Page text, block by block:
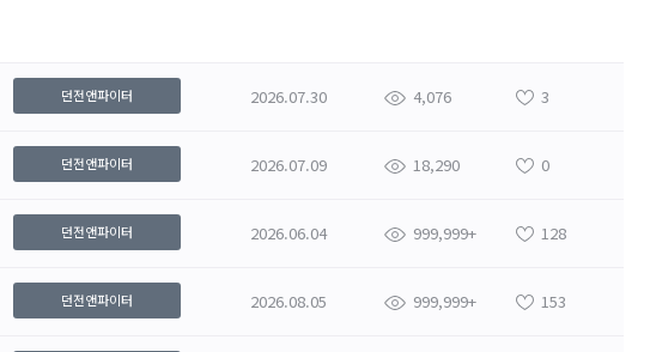
던전앤파이터 2026.07.30 4,076 3
던전앤파이터 2026.07.09 18,290 0
던전앤파이터 2026.06.04 999,999+ 128
던전앤파이터 2026.08.05 999,999+ 153